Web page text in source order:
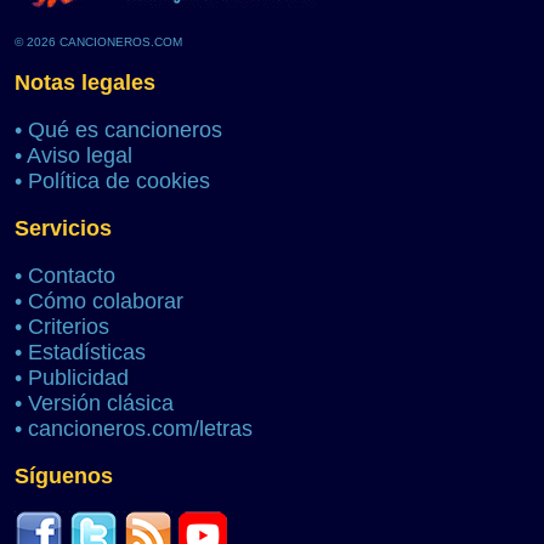
© 2026 CANCIONEROS.COM
Notas legales
• Qué es cancioneros
• Aviso legal
• Política de cookies
Servicios
• Contacto
• Cómo colaborar
• Criterios
• Estadísticas
• Publicidad
• Versión clásica
• cancioneros.com/letras
Síguenos